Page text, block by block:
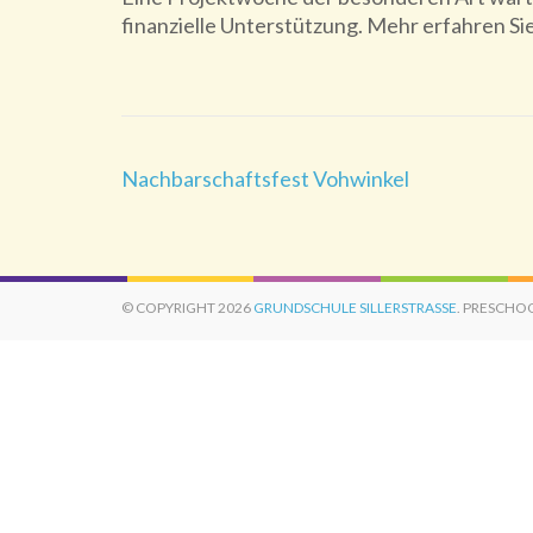
finanzielle Unterstützung. Mehr erfahren
Beitragsnavigation
Nachbarschaftsfest Vohwinkel
© COPYRIGHT 2026 GRUNDSCHULE SILLERSTRASSE .